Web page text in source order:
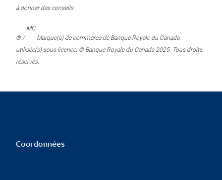
à donner des conseils.
® /
MC
Marque(s) de commerce de Banque Royale du Canada
utilisée(s) sous licence. © Banque Royale du Canada 2025. Tous droits
réservés.
Coordonnées